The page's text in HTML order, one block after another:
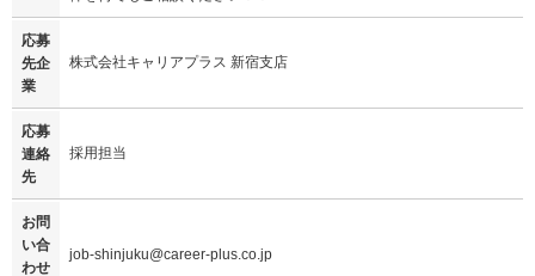
応募
先企
業
株式会社キャリアプラス 新宿支店
応募
連絡
先
採用担当
お問
い合
わせ
job-shinjuku@career-plus.co.jp